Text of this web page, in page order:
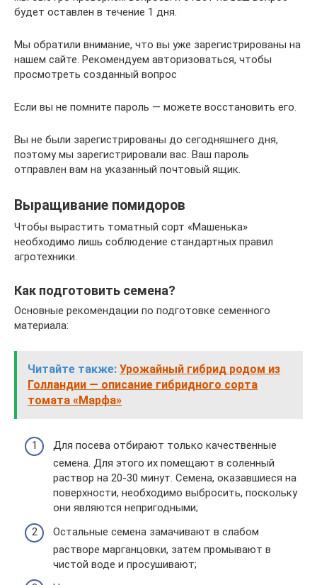
будет оставлен в течение 1 дня.
Мы обратили внимание, что вы уже зарегистрированы на
нашем сайте. Рекомендуем авторизоваться, чтобы
просмотреть созданный вопрос
Если вы не помните пароль — можете восстановить его.
Вы не были зарегистрированы до сегодняшнего дня,
поэтому мы зарегистрировали вас. Ваш пароль
отправлен вам на указанный почтовый ящик.
Выращивание помидоров
Чтобы вырастить томатный сорт «Машенька»
необходимо лишь соблюдение стандартных правил
агротехники.
Как подготовить семена?
Основные рекомендации по подготовке семенного
материала:
Читайте также: Урожайный гибрид родом из
Голландии — описание гибридного сорта
томата «Марфа»
Для посева отбирают только качественные
семена. Для этого их помещают в соленный
раствор на 20-30 минут. Семена, оказавшиеся на
поверхности, необходимо выбросить, поскольку
они являются непригодными;
Остальные семена замачивают в слабом
растворе марганцовки, затем промывают в
чистой воде и просушивают;